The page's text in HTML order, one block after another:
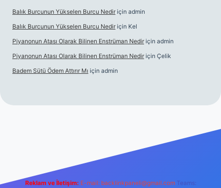
Balık Burcunun Yükselen Burcu Nedir için admin
Balık Burcunun Yükselen Burcu Nedir için Kel
Piyanonun Atası Olarak Bilinen Enstrüman Nedir için admin
Piyanonun Atası Olarak Bilinen Enstrüman Nedir için Çelik
Badem Sütü Ödem Attırır Mı için admin
Reklam ve İletişim: E-mail: backlinkpaneli@gmail.com Teams: